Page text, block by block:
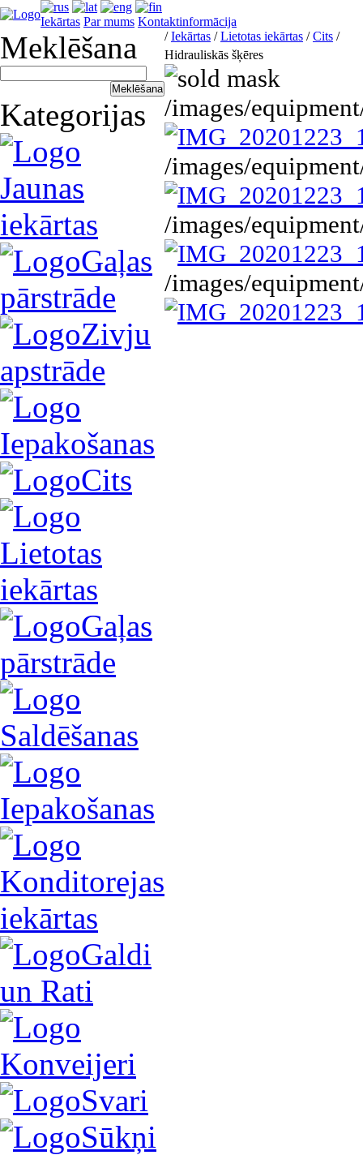
Iekārtas Par mums Kontaktinformācija
Meklēšana
Kategorijas
Jaunas
iekārtas
Gaļas
pārstrāde
Zivju
apstrāde
Iepakošanas
Cits
Lietotas
iekārtas
Gaļas
pārstrāde
Saldēšanas
Iepakošanas
Konditorejas
iekārtas
Galdi
un Rati
Konveijeri
Svari
Sūkņi
/Iekārtas /Lietotas iekārtas /Cits /
Hidrauliskās šķēres
/images/
/images/
/images/
/images/